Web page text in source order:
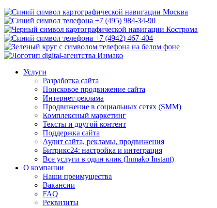
Москва
+7 (495) 984-34-90
Кострома
+7 (4942) 467-404
Услуги
Разработка сайта
Поисковое продвижение сайта
Интернет-реклама
Продвижение в социальных сетях (SMM)
Комплексный маркетинг
Тексты и другой контент
Поддержка сайта
Аудит сайта, рекламы, продвижения
Битрикс24: настройка и интеграция
Все услуги в один клик (Inmako Instant)
О компании
Наши преимущества
Вакансии
FAQ
Реквизиты